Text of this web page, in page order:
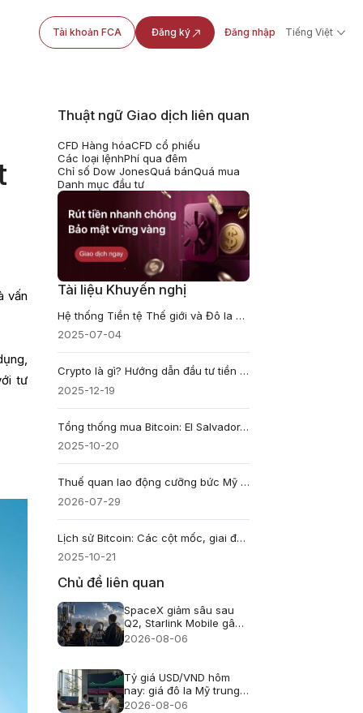
Tài khoản FCA Đăng ký Đăng nhập Tiếng Việt
vấn
tư
Thuật ngữ Giao dịch liên quan
CFD Hàng hóaCFD cổ phiếu
Các loại lệnhPhí qua đêm
Chỉ số Dow JonesQuá bánQuá mua
Danh mục đầu tư
Tài liệu Khuyến nghị
Hệ thống Tiền tệ Thế giới và Đô la Mỹ - Giấc mơ Đồng tiền Chung
2025-07-04
Crypto là gì? Hướng dẫn đầu tư tiền điện tử an toàn
2025-12-19
Tổng thống mua Bitcoin: El Salvador, Trump & Tương lai
2025-10-20
Thuế quan lao động cưỡng bức Mỹ 2026: Hàng hóa nào được miễn?
2026-07-29
Lịch sử Bitcoin: Các cột mốc, giai đoạn và giá qua các năm
2025-10-21
Chủ đề liên quan
SpaceX giảm sâu sau
Q2, Starlink Mobile gây
áp lực lên viễn thông Mỹ
2026-08-06
Tỷ giá USD/VND hôm
nay: giá đô la Mỹ trung
tâm lên 25.433, USD
2026-08-06